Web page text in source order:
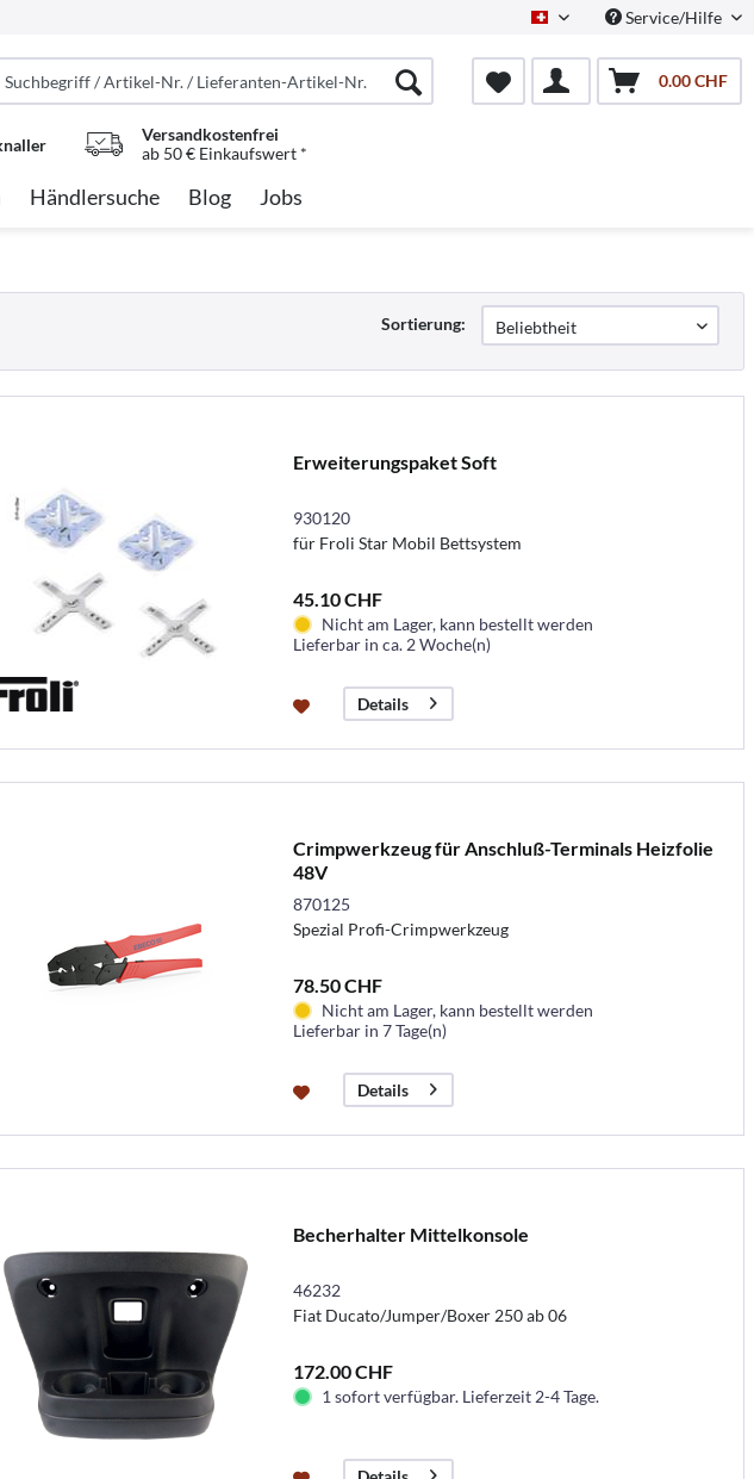
Schweiz/DeutschService/Hilfe
0.00 CHF
Versandkostenfrei
ab 50 € Einkaufswert *
Händlersuche Blog Jobs
Sortierung:
Erweiterungspaket Soft
930120
für Froli Star Mobil Bettsystem
45.10 CHF
Nicht am Lager, kann bestellt werden
Lieferbar in ca. 2 Woche(n)
Details
Crimpwerkzeug für Anschluß-Terminals Heizfolie
48V
870125
Spezial Profi-Crimpwerkzeug
78.50 CHF
Nicht am Lager, kann bestellt werden
Lieferbar in 7 Tage(n)
Details
Becherhalter Mittelkonsole
46232
Fiat Ducato/Jumper/Boxer 250 ab 06
172.00 CHF
1 sofort verfügbar. Lieferzeit 2-4 Tage.